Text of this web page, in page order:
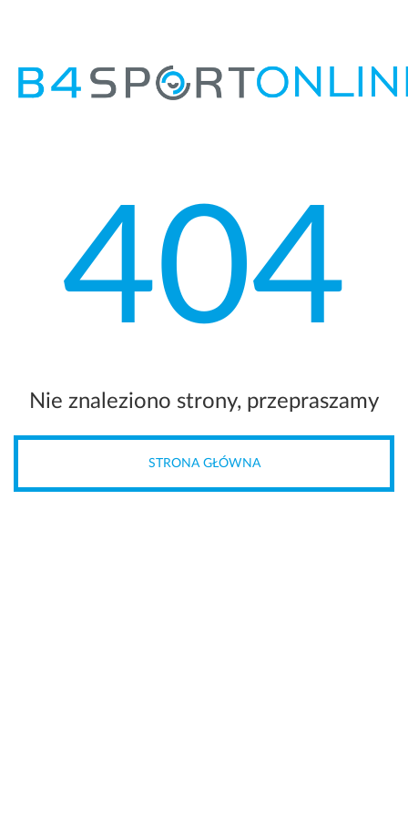
404
Nie znaleziono strony, przepraszamy
STRONA GŁÓWNA